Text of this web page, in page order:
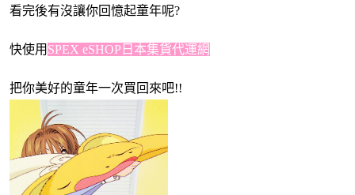
看完後有沒讓你回憶起童年呢?
快使用 SPEX eSHOP日本集貨代運網
把你美好的童年一次買回來吧!!